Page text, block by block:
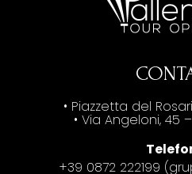
• Piazzetta del
• Via Angeloni, 45
+39 0872 222199